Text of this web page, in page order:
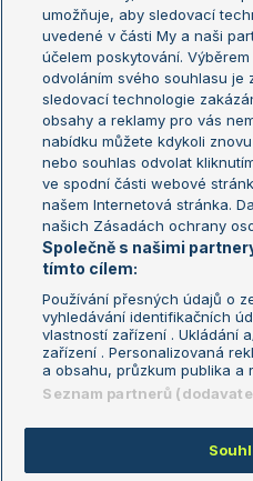
Sázkařský žebříček
Aktualní trendy
Fotbalové přestupy
Livesport Daily
LS Prague Open
Podmínky užití
GDPR a žurnalistika
Kontakt
Copyright © 2008-2026
umožňuje, aby sledovací
uvedené v části My a naši
účelem poskytování.
odvoláním svého souhlasu je
sledovací technologie
obsahy a reklamy pro vás
nabídku můžete kdykoli
nebo souhlas odvolat
ve spodní části webové
našem Internetová stránka.
našich Zásadách ochrany
Společně s našimi
tímto cílem:
Používání přesných údajů o
vyhledávání identifikačních
vlastností zařízení . Ukládání
zařízení . Personalizovaná
a obsahu, průzkum publika a
Seznam partnerů